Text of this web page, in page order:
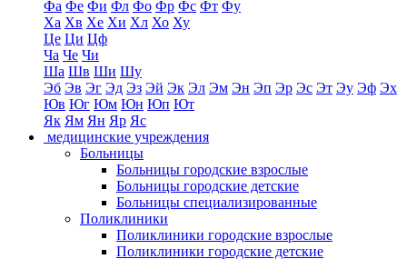
Фа Фе Фи Фл Фо Фр Фс Фт Фу
Ха Хв Хе Хи Хл Хо Ху
Це Ци Цф
Ча Че Чи
Ша Шв Ши Шу
Эб Эв Эг Эд Эз Эй Эк Эл Эм Эн Эп Эр Эс Эт Эу Эф Эх
Юв Юг Юм Юн Юп Ют
Як Ям Ян Яр Яс
медицинские учреждения
Больницы
Больницы городские взрослые
Больницы городские детские
Больницы специализированные
Поликлиники
Поликлиники городские взрослые
Поликлиники городские детские